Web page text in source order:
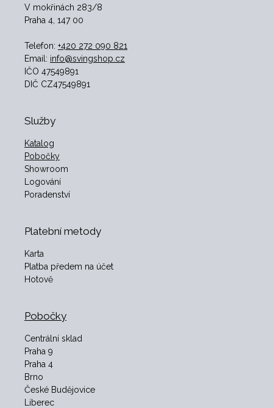
V mokřinách 283/8
Praha 4, 147 00
Telefon: +420 272 090 821
Email: info@svingshop.cz
IČO 47549891
DIČ CZ47549891
Služby
Katalog
Pobočky
Showroom
Logování
Poradenství
Platební metody
Karta
Platba předem na účet
Hotově
Pobočky
Centrální sklad
Praha 9
Praha 4
Brno
České Budějovice
Liberec